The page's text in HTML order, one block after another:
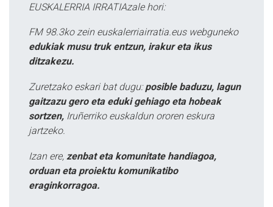
EUSKALERRIA IRRATIAzale hori:
FM 98.3ko zein euskalerriairratia.eus webguneko
edukiak musu truk entzun, irakur eta ikus
ditzakezu.
Zuretzako eskari bat dugu: posible baduzu, lagun
gaitzazu gero eta eduki gehiago eta hobeak
sortzen, Iruñerriko euskaldun ororen eskura
jartzeko.
Izan ere, zenbat eta komunitate handiagoa,
orduan eta proiektu komunikatibo
eraginkorragoa.